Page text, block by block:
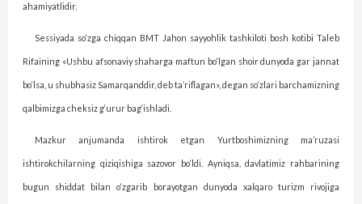
ahamiyatlidir.
Sessiyada so‘zga chiqqan BMT Jahon sayyohlik tashkiloti bosh kotibi Taleb
Rifaining «Ushbu afsonaviy shaharga maftun bo‘lgan shoir dunyoda gar jannat
bo‘lsa, u shubhasiz Samarqanddir, deb ta’riflagan», degan so‘zlari barchamizning
qalbimizga cheksiz g‘urur bag‘ishladi.
Mazkur anjumanda ishtirok etgan Yurtboshimizning ma’ruzasi
ishtirokchilarning qiziqishiga sazovor bo‘ldi. Ayniqsa, davlatimiz rahbarining
bugun shiddat bilan o‘zgarib borayotgan dunyoda xalqaro turizm rivojiga